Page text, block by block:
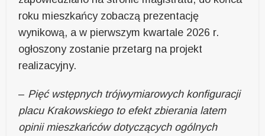
roku mieszkańcy zobaczą prezentację
wynikową, a w pierwszym kwartale 2026 r.
ogłoszony zostanie przetarg na projekt
realizacyjny.
– Pięć wstępnych trójwymiarowych konfiguracji
placu Krakowskiego to efekt zbierania latem
opinii mieszkańców dotyczących ogólnych